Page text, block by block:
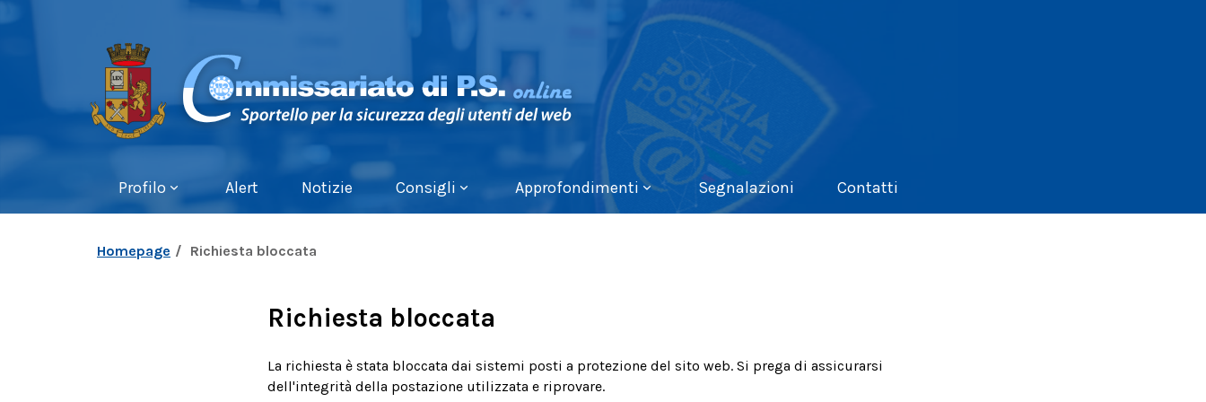
Profilo Alert Notizie Consigli Approfondimenti Segnalazioni Contatti
Homepage Richiesta bloccata
Richiesta bloccata
La richiesta è stata bloccata dai sistemi posti a protezione del sito web. Si prega di assicurarsi
dell'integrità della postazione utilizzata e riprovare.